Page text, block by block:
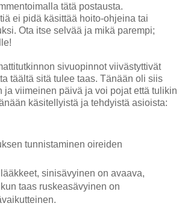
tätä postausta.
ei pidä käsittää hoito-ohjeina tai
Ota itse selvää ja mikä parempi;
sivuopinnot viivästyttivät
täältä sitä tulee taas. Tänään oli siis
ja viimeinen päivä ja voi pojat että tulikin
käsitellyistä ja tehdyistä asioista:
tunnistaminen oireiden
sinisävyinen on avaava,
taas ruskeasävyinen on